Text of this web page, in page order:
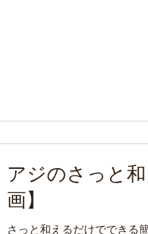
アジのさっと
画】
さっと和えるだけでできる